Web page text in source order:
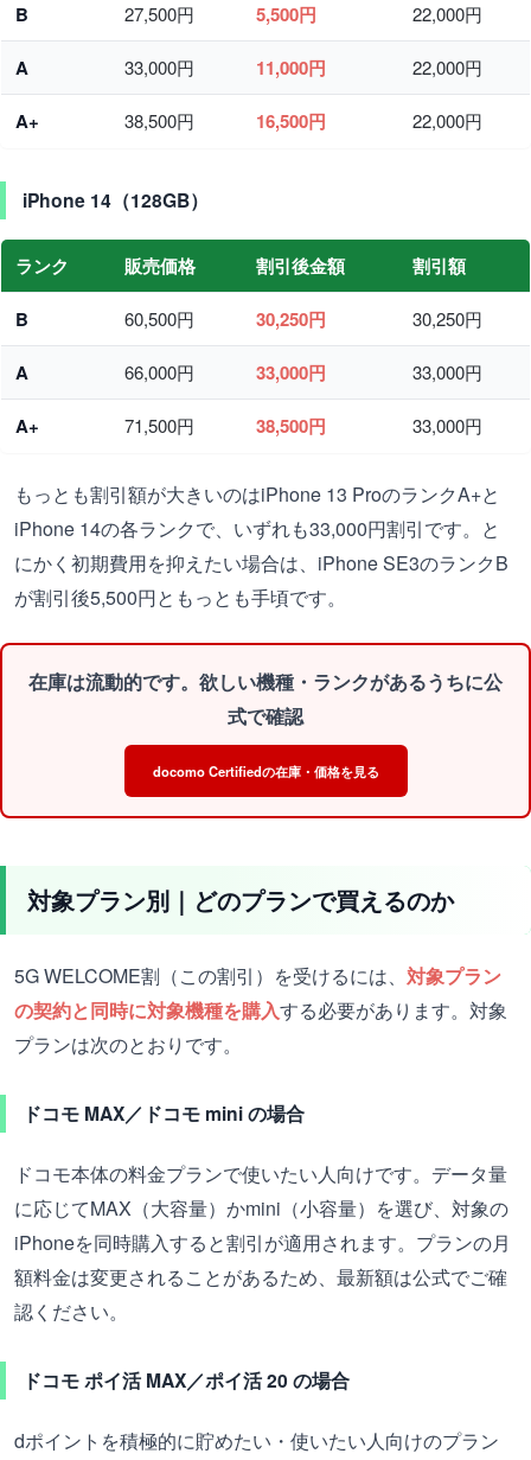
B 27,500円 5,500円 22,000円
A 33,000円 11,000円 22,000円
A+ 38,500円 16,500円 22,000円
iPhone 14（128GB）
ランク 販売価格 割引後金額 割引額
B 60,500円 30,250円 30,250円
A 66,000円 33,000円 33,000円
A+ 71,500円 38,500円 33,000円
もっとも割引額が大きいのはiPhone 13 ProのランクA+と
iPhone 14の各ランクで、いずれも33,000円割引です。と
にかく初期費用を抑えたい場合は、iPhone SE3のランクB
が割引後5,500円ともっとも手頃です。
在庫は流動的です。欲しい機種・ランクがあるうちに公
式で確認
docomo Certifiedの在庫・価格を見る
対象プラン別｜どのプランで買えるのか
5G WELCOME割（この割引）を受けるには、 対象プラン
の契約と同時に対象機種を購入する必要があります。対象
プランは次のとおりです。
ドコモ MAX／ドコモ mini の場合
ドコモ本体の料金プランで使いたい人向けです。データ量
に応じてMAX（大容量）かmini（小容量）を選び、対象の
iPhoneを同時購入すると割引が適用されます。プランの月
額料金は変更されることがあるため、最新額は公式でご確
認ください。
ドコモ ポイ活 MAX／ポイ活 20 の場合
dポイントを積極的に貯めたい・使いたい人向けのプラン